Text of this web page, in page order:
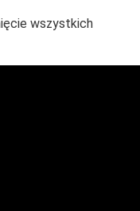
wszystkich